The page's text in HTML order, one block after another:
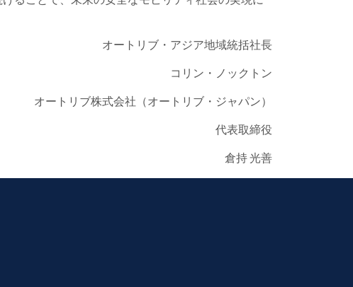
オートリブ・アジア地域統括社長
コリン・ノックトン
オートリブ株式会社（オートリブ・ジャパン）
代表取締役
倉持 光善